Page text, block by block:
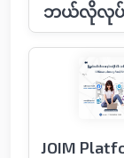
ဘယ်လိုလုပ်
JOIM